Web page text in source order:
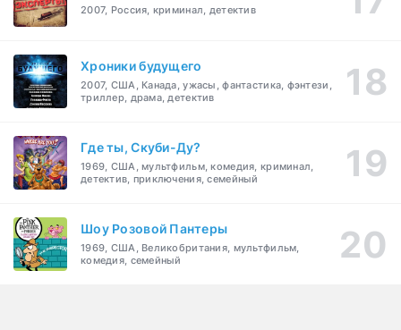
2007, Россия, криминал, детектив
Хроники будущего
2007, США, Канада, ужасы, фантастика, фэнтези,
триллер, драма, детектив
Где ты, Скуби-Ду?
1969, США, мультфильм, комедия, криминал,
детектив, приключения, семейный
Шоу Розовой Пантеры
1969, США, Великобритания, мультфильм,
комедия, семейный